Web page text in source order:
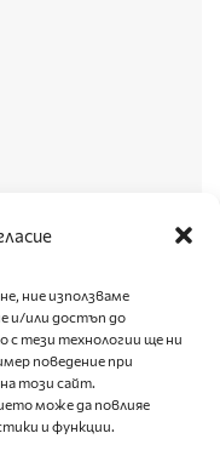
ние използваме
и/или достъп до
тези технологии ще ни
поведение при
този сайт.
може да повлияе
и функции.
показа висш